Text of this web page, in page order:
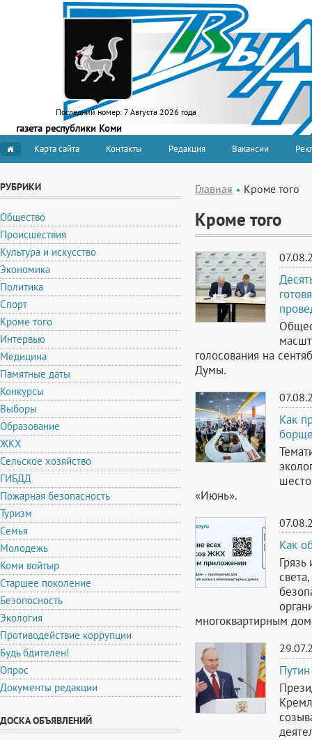
Последний номер: 7 Августа 2026 года
газета республики Коми
Карта сайта Контакты Редакция Вакансии
РУБРИКИ
Общество
Происшествия
Культура и искусство
Экономика
Политика
Спорт
Кроме того
Интервью
Медицина
Памятные даты
Конкурсы
Выборы
Образование
ЖКХ
Сельское хозяйство
ГИБДД
Пожарная безопасность
Туризм
Семья
Молодежь
Коми войтыр
Старшее поколение
Безопосность
Экология
Противодействие коррупции
Будь бдителен!
Опрос
Документы редакции
ДОСКА ОБЪЯВЛЕНИЙ
Главная Кроме того
Кроме того
голосования на
Думы.
Как
«Июнь».
Как
многоквартирным